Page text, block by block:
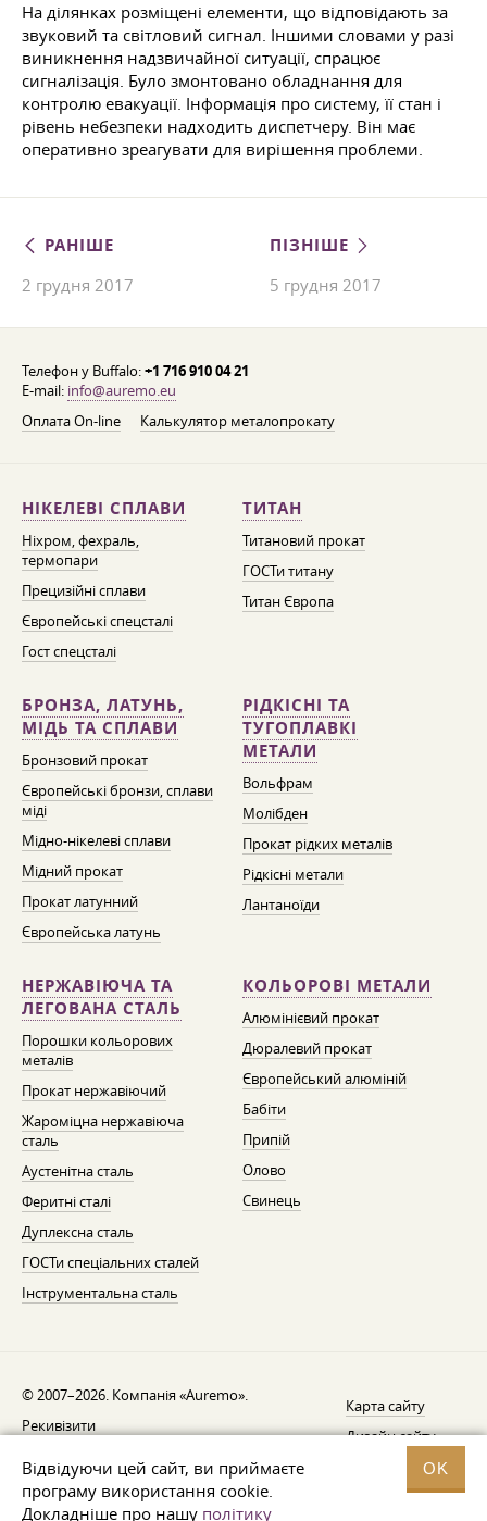
Відвідуючи цей сайт, ви приймаєте
програму використання cookie.
Докладніше про нашу політику
OK
На ділянках розміщені елементи, що відповідають за
звуковий та світловий сигнал. Іншими словами у разі
виникнення надзвичайної ситуації, спрацює
сигналізація. Було змонтовано обладнання для
контролю евакуації. Інформація про систему, її стан і
рівень небезпеки надходить диспетчеру. Він має
оперативно зреагувати для вирішення проблеми.
РАНІШЕ
2 грудня 2017
ПІЗНІШЕ
5 грудня 2017
Телефон у Buffalo:+1 716 910 04 21
E-mail: info@auremo.eu
Оплата On-line
Калькулятор металопрокату
НІКЕЛЕВІ СПЛАВИ
Ніхром, фехраль,
термопари
Прецизійні сплави
Європейські спецсталі
Гост спецсталі
ТИТАН
Титановий прокат
ГОСТи титану
Титан Європа
БРОНЗА, ЛАТУНЬ,
МІДЬ ТА СПЛАВИ
Бронзовий прокат
Європейські бронзи, сплави
міді
Мідно-нікелеві сплави
Мідний прокат
Прокат латунний
Європейська латунь
РІДКІСНІ ТА
ТУГОПЛАВКІ
МЕТАЛИ
Вольфрам
Молібден
Прокат рідких металів
Рідкісні метали
Лантаноїди
НЕРЖАВІЮЧА ТА
ЛЕГОВАНА СТАЛЬ
Порошки кольорових
металів
Прокат нержавіючий
Жароміцна нержавіюча
сталь
Аустенітна сталь
Феритні сталі
Дуплексна сталь
ГОСТи спеціальних сталей
Інструментальна сталь
КОЛЬОРОВІ МЕТАЛИ
Алюмінієвий прокат
Дюралевий прокат
Європейський алюміній
Бабіти
Припій
Олово
Свинець
© 2007–2026. Компанія «Auremo».
Рекивізити
Повідомлення про відкликання
Захист даних
Карта сайту
Дизайн сайту —